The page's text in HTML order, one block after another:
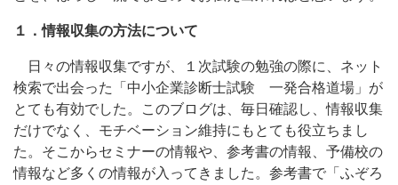
１．情報収集の方法について
日々の情報収集ですが、１次試験の勉強の際に、ネット
検索で出会った「中小企業診断士試験 一発合格道場」が
とても有効でした。このブログは、毎日確認し、情報収集
だけでなく、モチベーション維持にもとても役立ちまし
た。そこからセミナーの情報や、参考書の情報、予備校の
情報など多くの情報が入ってきました。参考書で「ふぞろ